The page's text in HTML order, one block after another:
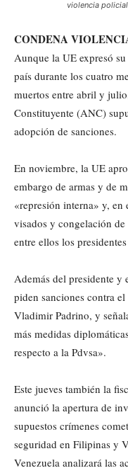
violencia
CONDENA
Aunque la UE expresó
país durante los cuatro
muertos entre abril y
Constituyente (ANC)
adopción de sanciones.
En noviembre, la UE
embargo de armas y de
«represión interna» y,
visados y congelación de
entre ellos los
Además del presidente y
piden sanciones contra
Vladimir Padrino, y
más medidas
respecto a la Pdvsa».
Este jueves también la
anunció la apertura de
supuestos crímenes
seguridad en Filipinas y
Venezuela analizará las